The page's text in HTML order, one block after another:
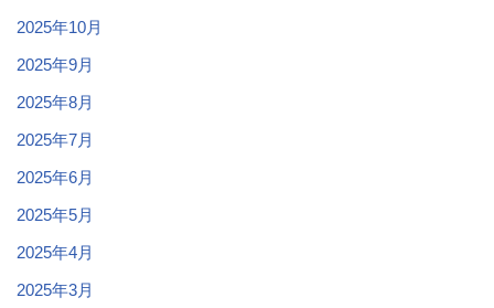
2025年10月
2025年9月
2025年8月
2025年7月
2025年6月
2025年5月
2025年4月
2025年3月